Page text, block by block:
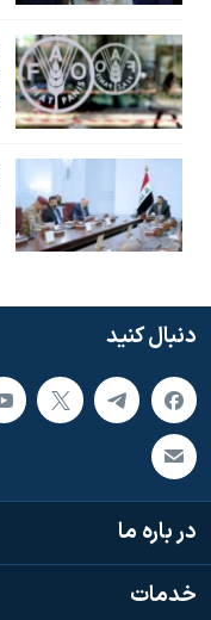
دنبال کنید
در باره ما
خدمات